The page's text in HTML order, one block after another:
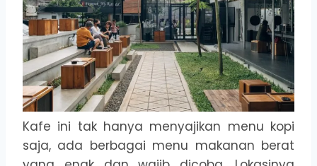
Kafe ini tak hanya menyajikan menu kopi
saja, ada berbagai menu makanan berat